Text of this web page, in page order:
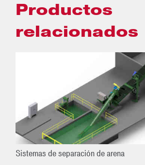
Productos
relacionados
Sistemas de separación de arena